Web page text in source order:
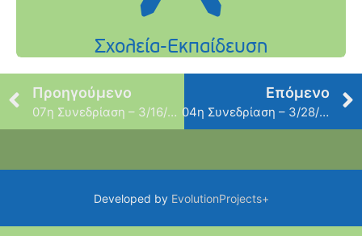
Προηγούμενο
07η Συνεδρίαση – 3/16/2011
Επόμενο
04η Συνεδρίαση – 3/28/2011
Developed by EvolutionProjects+